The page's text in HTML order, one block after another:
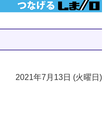
2021年7月13日 (火曜日)